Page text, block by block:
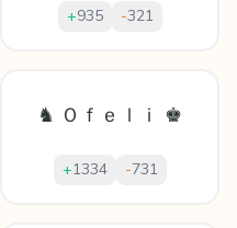
+935 -321
♞ Ｏｆｅｌｉ ♚
+1334 -731